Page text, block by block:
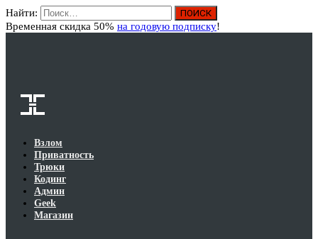
Найти:
Временная скидка 50% на годовую подписку!
Взлом
Приватность
Трюки
Кодинг
Админ
Geek
Магазин